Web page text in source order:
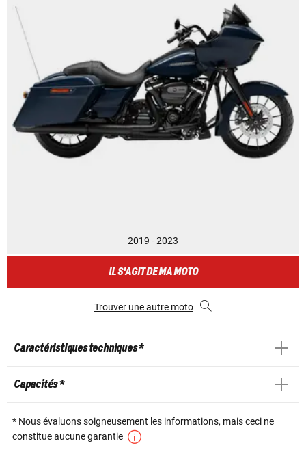
2019 - 2023
IL S'AGIT DE MA MOTO
Trouver une autre moto
Caractéristiques techniques *
Capacités *
* Nous évaluons soigneusement les informations, mais ceci ne
constitue aucune garantie